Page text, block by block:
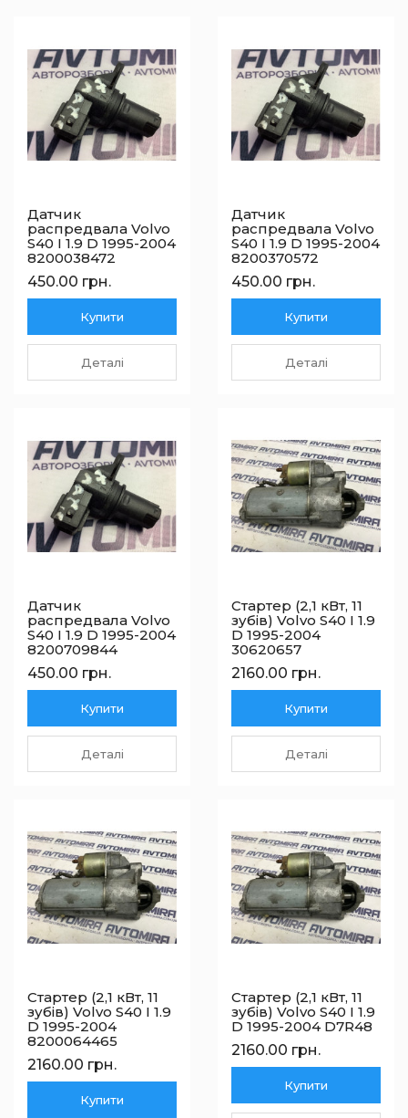
Датчик
распредвала Volvo
S40 I 1.9 D 1995-2004
8200038472
450.00 грн.
Купити
Деталі
Датчик
распредвала Volvo
S40 I 1.9 D 1995-2004
8200370572
450.00 грн.
Купити
Деталі
Датчик
распредвала Volvo
S40 I 1.9 D 1995-2004
8200709844
450.00 грн.
Купити
Деталі
Стартер (2,1 кВт, 11
зубів) Volvo S40 I 1.9
D 1995-2004
30620657
2160.00 грн.
Купити
Деталі
Стартер (2,1 кВт, 11
зубів) Volvo S40 I 1.9
D 1995-2004
8200064465
2160.00 грн.
Купити
Стартер (2,1 кВт, 11
зубів) Volvo S40 I 1.9
D 1995-2004 D7R48
2160.00 грн.
Купити